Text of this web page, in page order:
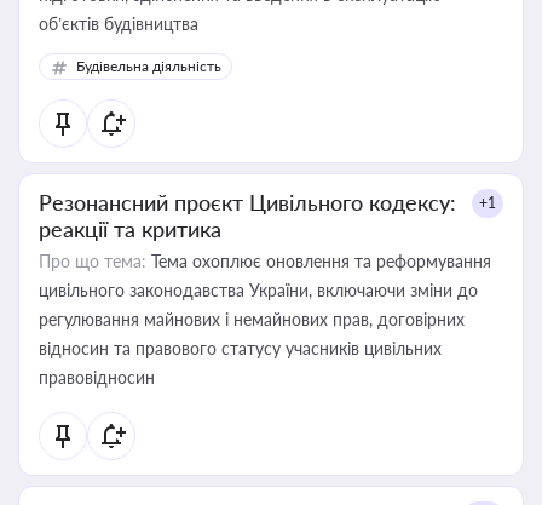
об’єктів будівництва
Будівельна діяльність
Резонансний проєкт Цивільного кодексу:
реакції та критика
+1
Про що тема: Тема охоплює оновлення та реформування
цивільного законодавства України, включаючи зміни до
регулювання майнових і немайнових прав, договірних
відносин та правового статусу учасників цивільних
правовідносин